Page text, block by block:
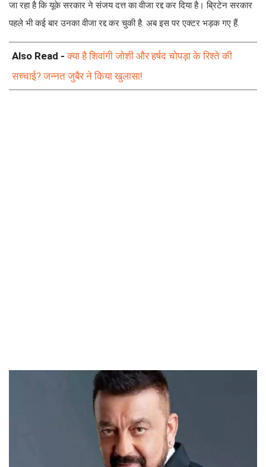
जा रहा है कि यूके सरकार ने संजय दत्त का वीजा रद्द कर दिया है। ब्रिटेन सरकार
पहले भी कई बार उनका वीजा रद्द कर चुकी है. अब इस पर एक्टर भड़क गए हैं.
Also Read -क्या है शिवांगी जोशी और हर्षद चोपड़ा के रिश्ते की
सच्चाई? जन्नत जुबैर ने किया खुलासा!